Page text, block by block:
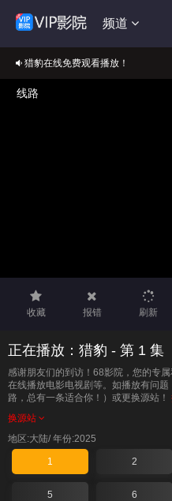
频道
猎豹在线免费观看播放！
正在播放：猎豹
收藏 报错 刷新
正在播放：猎豹 - 第 1 集
感谢朋友们的到访！68影院，您的专
在线播放电影电视剧等。如播放有问
路，总有一条适合你！）或更换源站！
换源站
地区:大陆/ 年份:2025
1 2
5 6